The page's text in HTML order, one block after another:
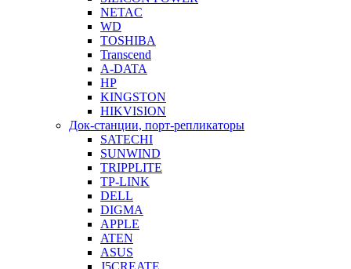
NETAC
WD
TOSHIBA
Transcend
A-DATA
HP
KINGSTON
HIKVISION
Док-станции, порт-репликаторы
SATECHI
SUNWIND
TRIPPLITE
TP-LINK
DELL
DIGMA
APPLE
ATEN
ASUS